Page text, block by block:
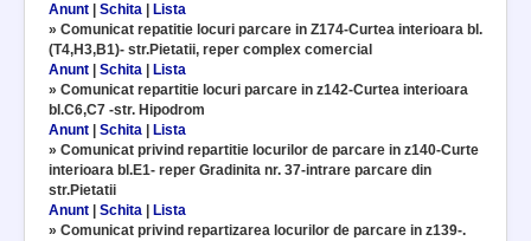
Anunt
Schita
Lista
» Comunicat repatitie locuri parcare in Z174-Curtea interioara bl.
(T4,H3,B1)- str.Pietatii, reper complex comercial
Anunt
Schita
Lista
» Comunicat repartitie locuri parcare in z142-Curtea interioara
bl.C6,C7 -str. Hipodrom
Anunt
Schita
Lista
» Comunicat privind repartitie locurilor de parcare in z140-Curte
interioara bl.E1- reper Gradinita nr. 37-intrare parcare din
str.Pietatii
Anunt
Schita
Lista
» Comunicat privind repartizarea locurilor de parcare in z139-.